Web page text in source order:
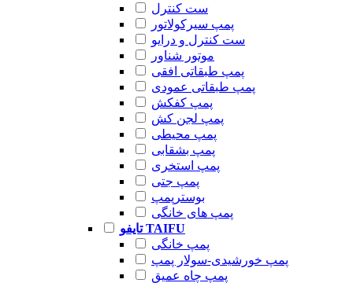
ست کنترل
پمپ سیرکولاتور
ست کنترل و درایو
موتور شناور
پمپ طبقاتی افقی
پمپ طبقاتی عمودی
پمپ کفکش
پمپ لجن کش
پمپ محیطی
پمپ بشقابی
پمپ استخری
پمپ جتی
بوسترپمپ
پمپ های خانگی
تایفو TAIFU
پمپ خانگی
پمپ خورشیدی-سولار پمپ
پمپ چاه عمیق